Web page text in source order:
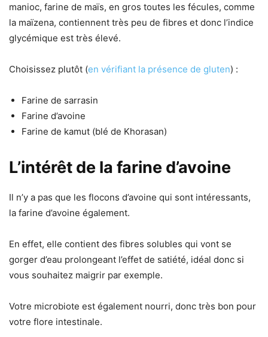
manioc, farine de maïs, en gros toutes les fécules, comme
la maïzena, contiennent très peu de fibres et donc l’indice
glycémique est très élevé.
Choisissez plutôt (en vérifiant la présence de gluten) :
Farine de sarrasin
Farine d’avoine
Farine de kamut (blé de Khorasan)
L’intérêt de la farine d’avoine
Il n’y a pas que les flocons d’avoine qui sont intéressants,
la farine d’avoine également.
En effet, elle contient des fibres solubles qui vont se
gorger d’eau prolongeant l’effet de satiété, idéal donc si
vous souhaitez maigrir par exemple.
Votre microbiote est également nourri, donc très bon pour
votre flore intestinale.